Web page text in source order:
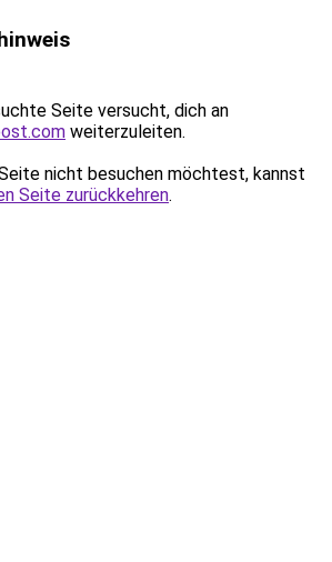
Seite versucht, dich an
weiterzuleiten.
nicht besuchen möchtest, kannst
Seite zurückkehren.